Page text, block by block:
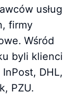
usług
firmy
Wśród
byli klienci
DHL,
PZU.